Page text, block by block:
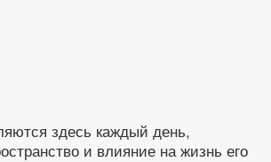
здесь каждый день,
и влияние на жизнь его